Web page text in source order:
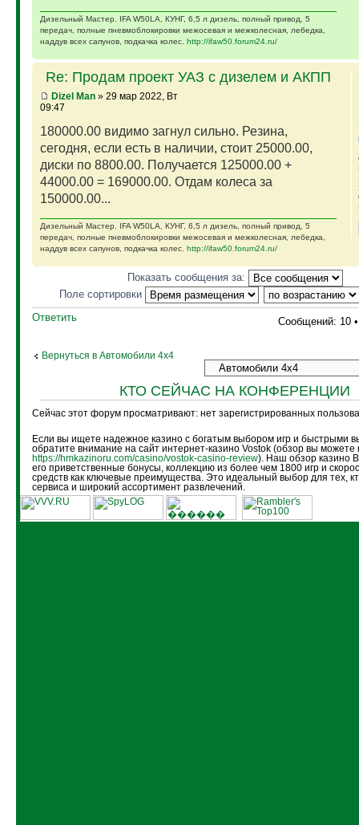
Дизельный Мастер. IFA W50LA, КУНГ, 6,5 л дизель, полный привод, 5
передач, полные пневмоблокировки межосевая и межколесная, лебедка,
наддув всех сапунов, подкачка колес. http://ifaw50.forum24.ru/
Re: Продам проект УАЗ с дизелем и АКПП
Dizel Man» 29 мар 2022, Вт
09:47
180000.00 видимо загнул сильно. Резина,
сегодня, если есть в наличии, стоит 25000.00,
диски по 8800.00. Получается 125000.00 +
44000.00 = 169000.00. Отдам колеса за
150000.00...
Дизельный Мастер. IFA W50LA, КУНГ, 6,5 л дизель, полный привод, 5
передач, полные пневмоблокировки межосевая и межколесная, лебедка,
наддув всех сапунов, подкачка колес. http://ifaw50.forum24.ru/
Показать сообщения за:
Поле сортировки
Ответить
Сообщений: 10
Вернуться в Автомобили 4х4
КТО СЕЙЧАС НА КОНФЕРЕНЦИИ
Сейчас этот форум просматривают: нет зарегистрированных
Если вы ищете надежное казино с богатым выбором игр и быстрыми
обратите внимание на сайт интернет-казино Vostok (обзор вы можете
https://hmkazinoru.com/casino/vostok-casino-review). Наш обзор казино
его приветственные бонусы, коллекцию из более чем 1800 игр и
средств как ключевые преимущества. Это идеальный выбор для тех,
сервиса и широкий ассортимент развлечений.